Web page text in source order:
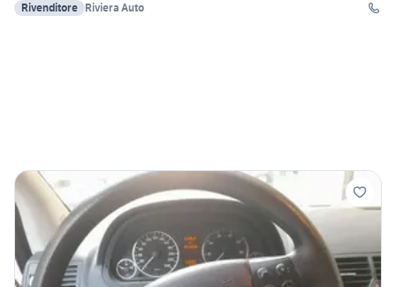
Rivenditore Riviera Auto